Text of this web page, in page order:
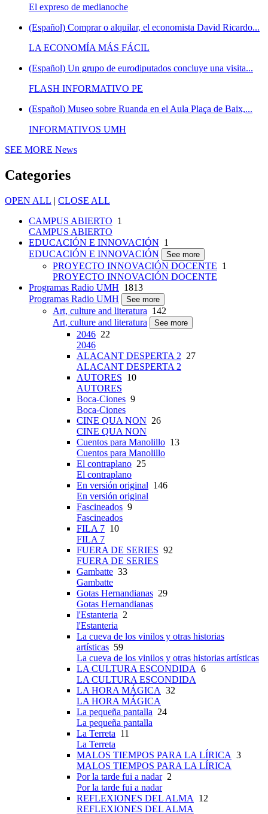
El expreso de medianoche
(Español) Comprar o alquilar, el economista David Ricardo...
LA ECONOMÍA MÁS FÁCIL
(Español) Un grupo de eurodiputados concluye una visita...
FLASH INFORMATIVO PE
(Español) Museo sobre Ruanda en el Aula Plaça de Baix,...
INFORMATIVOS UMH
SEE MORE News
Categories
OPEN ALL | CLOSE ALL
CAMPUS ABIERTO 1
CAMPUS ABIERTO
EDUCACIÓN E INNOVACIÓN 1
EDUCACIÓN E INNOVACIÓN
See more
PROYECTO INNOVACIÓN DOCENTE 1
PROYECTO INNOVACIÓN DOCENTE
Programas Radio UMH 1813
Programas Radio UMH
See more
Art, culture and literatura 142
Art, culture and literatura
See more
2046 22
2046
ALACANT DESPERTA 2 27
ALACANT DESPERTA 2
AUTORES 10
AUTORES
Boca-Ciones 9
Boca-Ciones
CINE QUA NON 26
CINE QUA NON
Cuentos para Manolillo 13
Cuentos para Manolillo
El contraplano 25
El contraplano
En versión original 146
En versión original
Fascineados 9
Fascineados
FILA 7 10
FILA 7
FUERA DE SERIES 92
FUERA DE SERIES
Gambatte 33
Gambatte
Gotas Hernandianas 29
Gotas Hernandianas
l'Estanteria 2
l'Estanteria
La cueva de los vinilos y otras historias
artísticas 59
La cueva de los vinilos y otras historias artísticas
LA CULTURA ESCONDIDA 6
LA CULTURA ESCONDIDA
LA HORA MÁGICA 32
LA HORA MÁGICA
La pequeña pantalla 24
La pequeña pantalla
La Terreta 11
La Terreta
MALOS TIEMPOS PARA LA LÍRICA 3
MALOS TIEMPOS PARA LA LÍRICA
Por la tarde fui a nadar2
Por la tarde fui a nadar
REFLEXIONES DEL ALMA
12
REFLEXIONES DEL ALMA